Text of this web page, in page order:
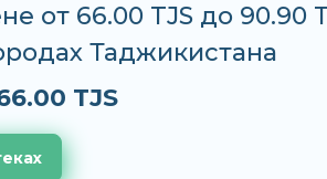
от 66.00 TJS до 90.90
Таджикистана
TJS